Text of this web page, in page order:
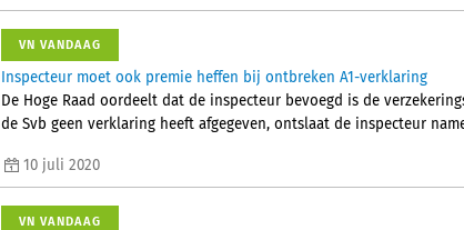
VN VANDAAG
Inspecteur moet ook premie heffen bij ontbreken A1-verklaring
De Hoge Raad oordeelt dat de inspecteur bevoegd is de
de Svb geen verklaring heeft afgegeven, ontslaat de inspecteur
10 juli 2020
VN VANDAAG